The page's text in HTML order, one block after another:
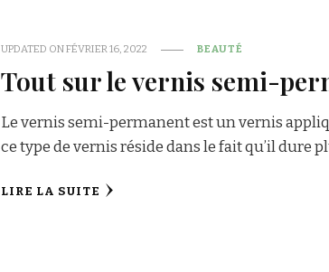
UPDATED ONFÉVRIER 16, 2022 BEAUTÉ
Tout sur le vernis semi-
Le vernis semi-permanent est un vernis
ce type de vernis réside dans le fait qu’il dure
LIRE LA SUITE